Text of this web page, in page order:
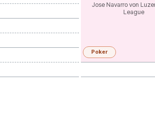
Jose Navarro von
League
Poker